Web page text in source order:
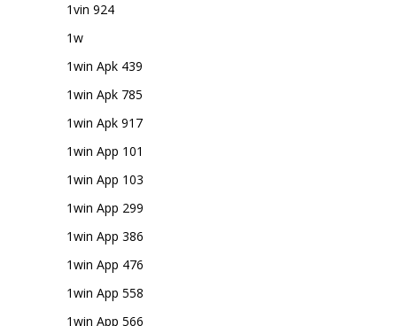
1vin 924
1w
1win Apk 439
1win Apk 785
1win Apk 917
1win App 101
1win App 103
1win App 299
1win App 386
1win App 476
1win App 558
1win App 566